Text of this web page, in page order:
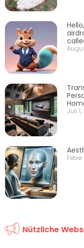
Juli
Nützliche